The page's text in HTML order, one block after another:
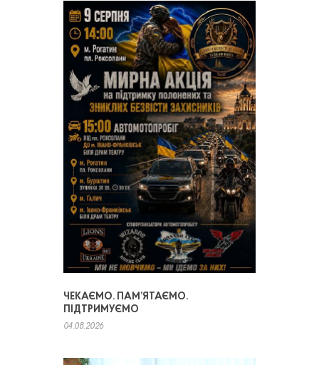
ЧЕКАЄМО. ПАМ’ЯТАЄМО.
ПІДТРИМУЄМО
04.08.2026